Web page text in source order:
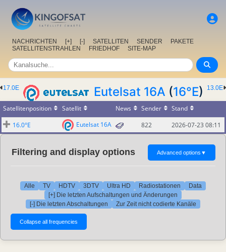
NACHRICHTEN [+] [-] SATELLITEN SENDER
PAKETE
SATELLITENSTRAHLEN
FRIEDHOF SITE-MAP
13.0E
17.0E Eutelsat 16A (16°E)
Satellitenposition Satellit News Sender
Stand
16.0°E
Eutelsat 16A 822 2026-07-23 08:11
Filtering and display options Advanced options ▼
Alle TV HDTV 3DTV Ultra HD Radiostationen
Data
[+] Die letzten Aufschaltungen und Änderungen
[-] Die letzten Abschaltungen
Zur Zeit nicht codierte Kanäle